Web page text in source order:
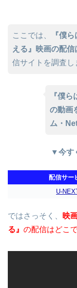
ここでは、
『僕
える』映画の配
信サイトを調査し
『僕
の動画
ム・
▼今す
配信サー
U-
ではさっそく、
映
る』 の配信はどこ